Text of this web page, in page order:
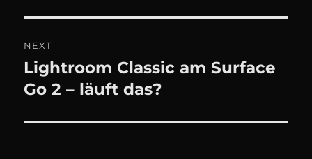
NEXT
Next
post:
Lightroom Classic am Surface
Go 2 – läuft das?